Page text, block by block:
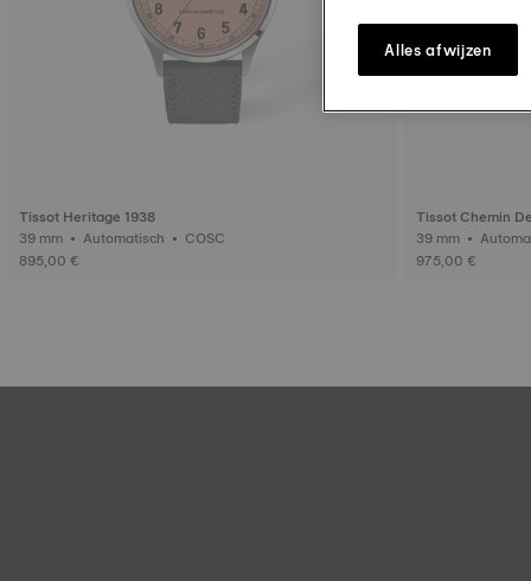
Tissot Heritage 1938
39 mm • Automatisch • COSC
895,00 €
Tissot Chemin
39 mm •
975,00 €
Alles afwijzen